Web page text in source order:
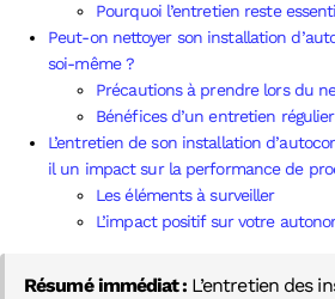
Pourquoi l’entretien reste
Peut-on nettoyer son installation
soi-même ?
Précautions à prendre lors du
Bénéfices d’un entretien régulier
L’entretien de son installation
il un impact sur la performance de
Les éléments à surveiller
L’impact positif sur votre
Résumé immédiat : L’entretien des